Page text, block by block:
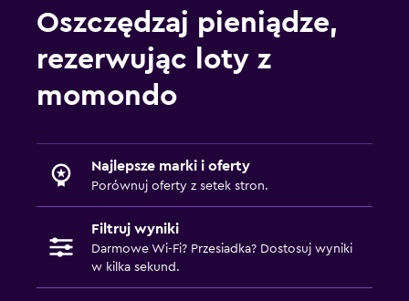
Oszczędzaj pieniądze,
rezerwując loty z
momondo
Najlepsze marki i oferty
Porównuj oferty z setek stron.
Filtruj wyniki
Darmowe Wi-Fi? Przesiadka? Dostosuj wyniki
w kilka sekund.